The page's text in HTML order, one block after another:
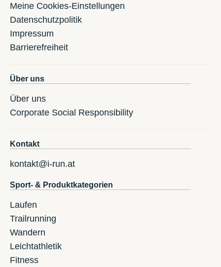
Meine Cookies-Einstellungen
Datenschutzpolitik
Impressum
Barrierefreiheit
Über uns
Über uns
Corporate Social Responsibility
Kontakt
kontakt@i-run.at
Sport- & Produktkategorien
Laufen
Trailrunning
Wandern
Leichtathletik
Fitness